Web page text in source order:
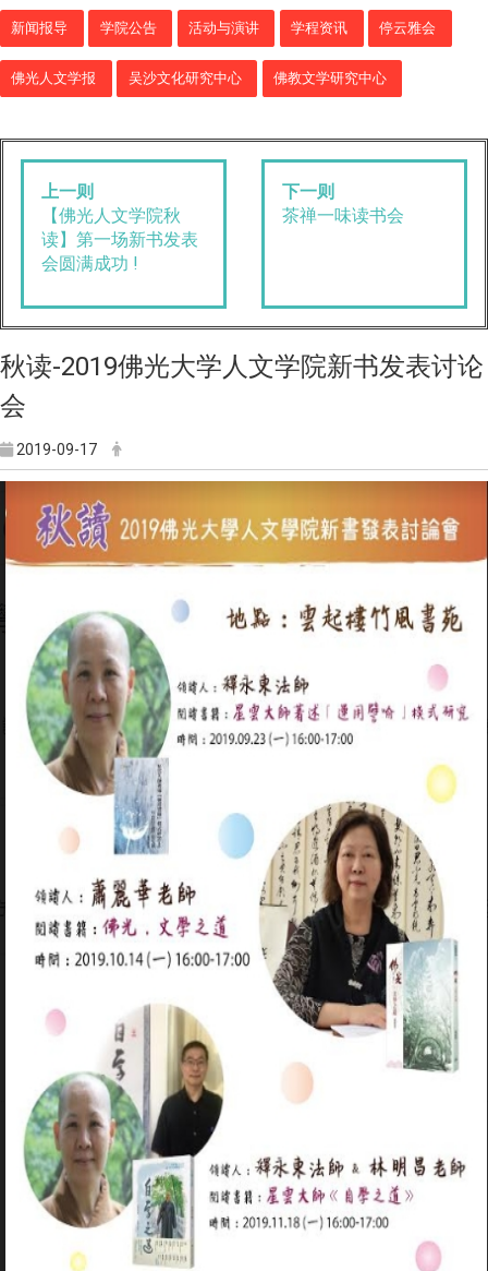
新闻报导 学院公告 活动与演讲 学程资讯 停云雅会
佛光人文学报 吴沙文化研究中心 佛教文学研究中心
上一则
【佛光人文学院秋
读】第一场新书发表
会圆满成功 !
下一则
茶禅一味读书会
秋读-2019佛光大学人文学院新书发表讨论
会
2019-09-17